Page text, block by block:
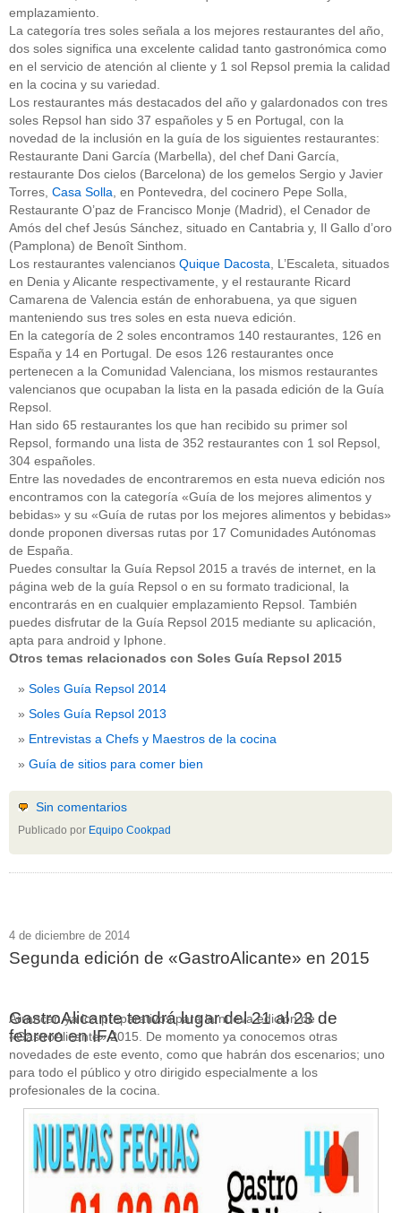
emplazamiento.
La categoría tres soles señala a los mejores restaurantes del año,
dos soles significa una excelente calidad tanto gastronómica como
en el servicio de atención al cliente y 1 sol Repsol premia la calidad
en la cocina y su variedad.
Los restaurantes más destacados del año y galardonados con tres
soles Repsol han sido 37 españoles y 5 en Portugal, con la
novedad de la inclusión en la guía de los siguientes restaurantes:
Restaurante Dani García (Marbella), del chef Dani García,
restaurante Dos cielos (Barcelona) de los gemelos Sergio y Javier
Torres, Casa Solla , en Pontevedra, del cocinero Pepe Solla,
Restaurante O’paz de Francisco Monje (Madrid), el Cenador de
Amós del chef Jesús Sánchez, situado en Cantabria y, Il Gallo d’oro
(Pamplona) de Benoît Sinthom.
Los restaurantes valencianos Quique Dacosta , L’Escaleta, situados
en Denia y Alicante respectivamente, y el restaurante Ricard
Camarena de Valencia están de enhorabuena, ya que siguen
manteniendo sus tres soles en esta nueva edición.
En la categoría de 2 soles encontramos 140 restaurantes, 126 en
España y 14 en Portugal. De esos 126 restaurantes once
pertenecen a la Comunidad Valenciana, los mismos restaurantes
valencianos que ocupaban la lista en la pasada edición de la Guía
Repsol.
Han sido 65 restaurantes los que han recibido su primer sol
Repsol, formando una lista de 352 restaurantes con 1 sol Repsol,
304 españoles.
Entre las novedades de encontraremos en esta nueva edición nos
encontramos con la categoría «Guía de los mejores alimentos y
bebidas» y su «Guía de rutas por los mejores alimentos y bebidas»
donde proponen diversas rutas por 17 Comunidades Autónomas
de España.
Puedes consultar la Guía Repsol 2015 a través de internet, en la
página web de la guía Repsol o en su formato tradicional, la
encontrarás en en cualquier emplazamiento Repsol. También
puedes disfrutar de la Guía Repsol 2015 mediante su aplicación,
apta para android y Iphone.
Otros temas relacionados con Soles Guía Repsol 2015
Soles Guía Repsol 2014
Soles Guía Repsol 2013
Entrevistas a Chefs y Maestros de la cocina
Guía de sitios para comer bien
Sin comentarios
Publicado por Equipo Cookpad
4 de diciembre de 2014
Segunda edición de «GastroAlicante» en 2015
GastroAlicante tendrá lugar del 21 al 23 de
febrero en IFA
Arrancan ya los preparativos para la nueva edición de
«GastroAlicante» 2015. De momento ya conocemos otras
novedades de este evento, como que habrán dos escenarios; uno
para todo el público y otro dirigido especialmente a los
profesionales de la cocina.